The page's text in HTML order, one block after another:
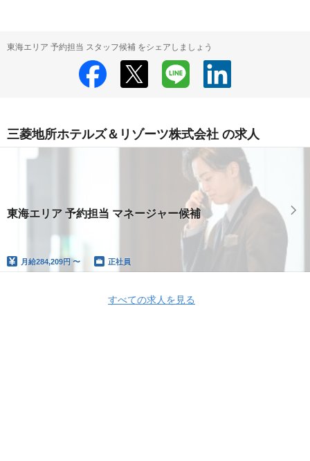
東海エリア 予約担当 スタッフ候補 をシェアしましょう
三菱地所ホテルズ＆リゾーツ株式会社 の求人
東海エリア 予約担当 マネージャー候補
月給284,209円 〜 正社員
すべての求人を見る